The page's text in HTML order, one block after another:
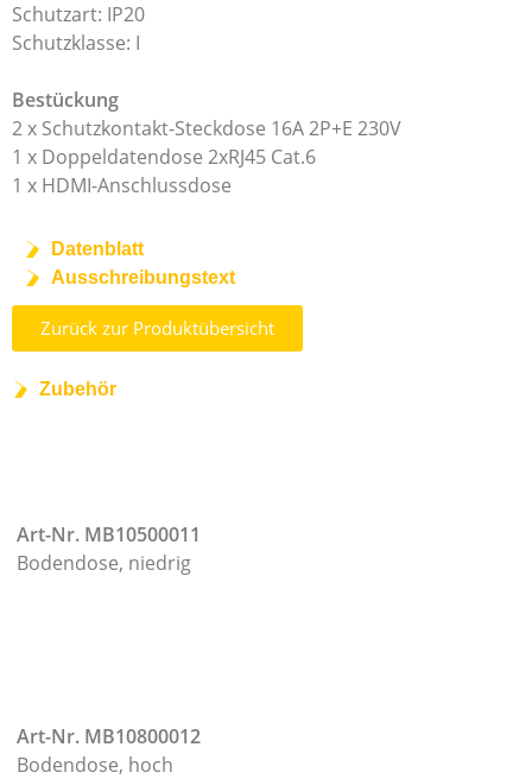
Schutzart: IP20
Schutzklasse: I
Bestückung
2 x Schutzkontakt-Steckdose 16A 2P+E 230V
1 x Doppeldatendose 2xRJ45 Cat.6
1 x HDMI-Anschlussdose
Datenblatt
Ausschreibungstext
Zurück zur Produktübersicht
Zubehör
Art-Nr. MB10500011
Bodendose, niedrig
Art-Nr. MB10800012
Bodendose, hoch